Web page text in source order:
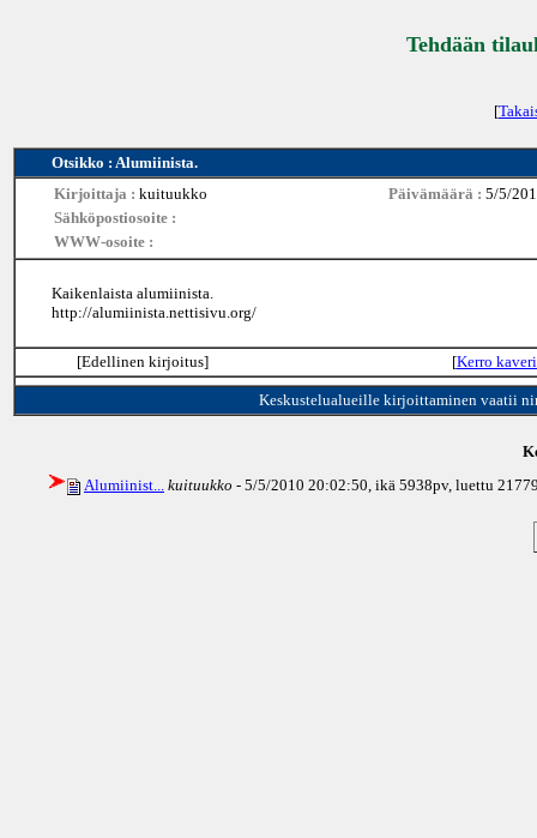
Tehdään
[
Otsikko : Alumiinista.
Kirjoittaja : kuituukko Päivämäärä : 5/5/
Sähköpostiosoite :
WWW-osoite :
Kaikenlaista alumiinista.
http://alumiinista.nettisivu.org/
[Edellinen kirjoitus] [Kerro
Keskustelualueille kirjoittaminen vaatii
Alumiinist... kuituukko - 5/5/2010 20:02:50, ikä 5938pv, luettu